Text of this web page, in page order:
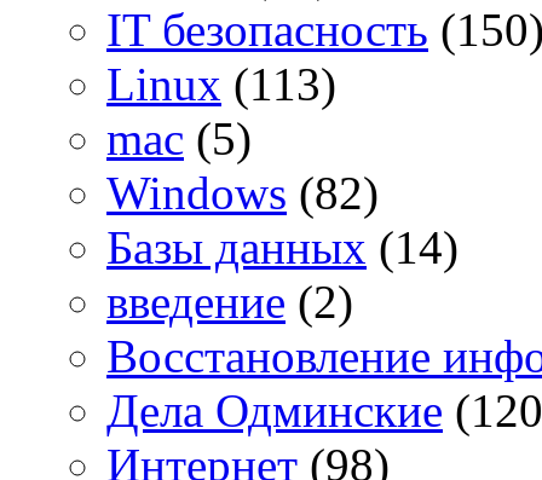
IT безопасность
Linux (113)
mac (5)
Windows (82)
Базы данных (14)
введение (2)
Восстановление
Дела Одминские
Интернет (98)